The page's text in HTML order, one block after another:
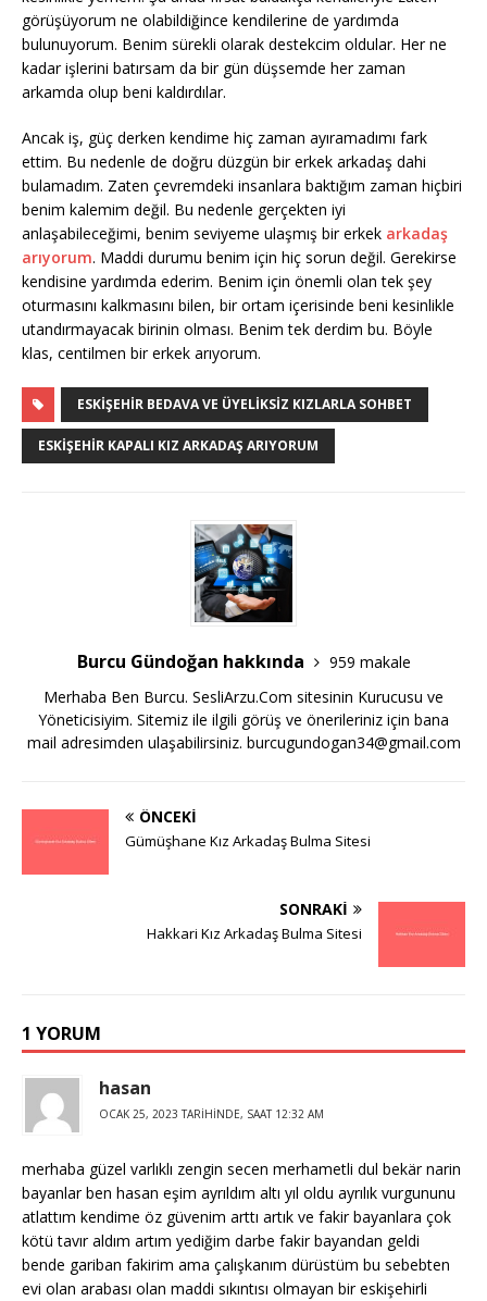
görüşüyorum ne olabildiğince kendilerine de yardımda
bulunuyorum. Benim sürekli olarak destekcim oldular. Her ne
kadar işlerini batırsam da bir gün düşsemde her zaman
arkamda olup beni kaldırdılar.
Ancak iş, güç derken kendime hiç zaman ayıramadımı fark
ettim. Bu nedenle de doğru düzgün bir erkek arkadaş dahi
bulamadım. Zaten çevremdeki insanlara baktığım zaman hiçbiri
benim kalemim değil. Bu nedenle gerçekten iyi
anlaşabileceğimi, benim seviyeme ulaşmış bir erkek arkadaş
arıyorum. Maddi durumu benim için hiç sorun değil. Gerekirse
kendisine yardımda ederim. Benim için önemli olan tek şey
oturmasını kalkmasını bilen, bir ortam içerisinde beni kesinlikle
utandırmayacak birinin olması. Benim tek derdim bu. Böyle
klas, centilmen bir erkek arıyorum.
ESKIŞEHIR BEDAVA VE ÜYELIKSIZ KIZLARLA SOHBET
ESKIŞEHIR KAPALI KIZ ARKADAŞ ARIYORUM
Burcu Gündoğan hakkında
959 makale
Merhaba Ben Burcu. SesliArzu.Com sitesinin Kurucusu ve
Yöneticisiyim. Sitemiz ile ilgili görüş ve önerileriniz için bana
mail adresimden ulaşabilirsiniz. burcugundogan34@gmail.com
ÖNCEKI
Gümüşhane Kız Arkadaş Bulma Sitesi
SONRAKI
Hakkari Kız Arkadaş Bulma Sitesi
1 YORUM
hasan
OCAK 25, 2023 TARIHINDE, SAAT 12:32 AM
merhaba güzel varlıklı zengin secen merhametli dul bekär narin
bayanlar ben hasan eşim ayrıldım altı yıl oldu ayrılık vurgununu
atlattım kendime öz güvenim arttı artık ve fakir bayanlara çok
kötü tavır aldım artım yediğim darbe fakir bayandan geldi
bende gariban fakirim ama çalışkanım dürüstüm bu sebebten
evi olan arabası olan maddi sıkıntısı olmayan bir eskişehirli